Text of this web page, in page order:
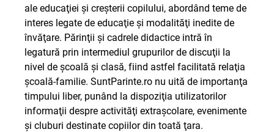
ale educaţiei şi creşterii copilului, abordând teme de
interes legate de educaţie şi modalităţi inedite de
învăţare. Părinţii şi cadrele didactice intră în
legatură prin intermediul grupurilor de discuţii la
nivel de şcoală şi clasă, fiind astfel facilitată relaţia
şcoală-familie. SuntParinte.ro nu uită de importanţa
timpului liber, punând la dispoziţia utilizatorilor
informaţii despre activităţi extraşcolare, evenimente
şi cluburi destinate copiilor din toată ţara.